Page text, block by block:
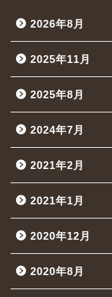
2026年8月
2025年11月
2025年8月
2024年7月
2021年2月
2021年1月
2020年12月
2020年8月